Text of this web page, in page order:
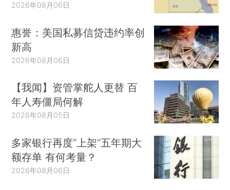
2026年08月06日
惠誉：美国私募信贷违约率创
新高
2026年08月06日
【我闻】资管掌舵人更替 百
年人寿僵局何解
2026年08月05日
多家银行再度“上架”五年期大
额存单 有何考量？
2026年08月06日